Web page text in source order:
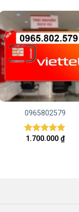
0965802579
Được xếp
1.700.000 ₫